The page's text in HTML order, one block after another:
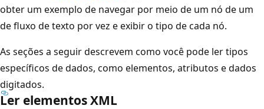
obter um exemplo de navegar por meio de um nó de um
de fluxo de texto por vez e exibir o tipo de cada nó.
As seções a seguir descrevem como você pode ler tipos
específicos de dados, como elementos, atributos e dados
digitados.
Ler elementos XML